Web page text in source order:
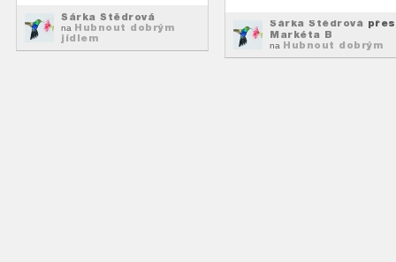
Šárka Štědrová přes
Markéta B
na Hubnout dobrým
jídlem
Šárka Štědrová
na Hubnout dobrým
jídlem